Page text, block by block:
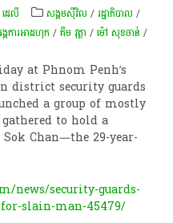
ដេលី សង្គមស៊ីវិល /រដ្ឋាភិបាល /
គការអាដហុក /គឹម វុត្ថា/ម៉ៅ សុខចាន់ /
at Phnom Penh’s
district security guards
a group of mostly
to hold a
Chan—the 29-year-
news/security-guards-
slain-man-45479/